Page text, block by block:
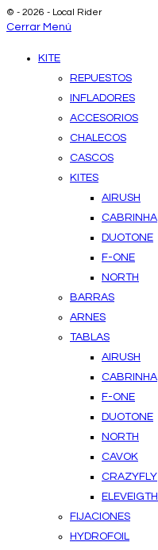
© - 2026 - Local Rider
Cerrar Menú
KITE
REPUESTOS
INFLADORES
ACCESORIOS
CHALECOS
CASCOS
KITES
AIRUSH
CABRINHA
DUOTONE
F-ONE
NORTH
BARRAS
ARNES
TABLAS
AIRUSH
CABRINHA
F-ONE
DUOTONE
NORTH
CAVOK
CRAZYFLY
ELEVEIGTH
FIJACIONES
HYDROFOIL